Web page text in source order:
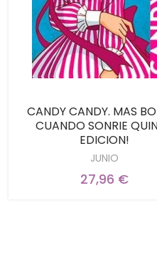
CANDY CANDY. MAS
CUANDO SONRIE
EDICION!
JUNIO
27,96 €